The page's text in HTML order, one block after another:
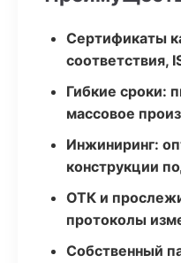
Сертификаты
соответствия,
Гибкие сроки:
массовое
Инжиниринг:
конструкции
ОТК и
протоколы
Собственный